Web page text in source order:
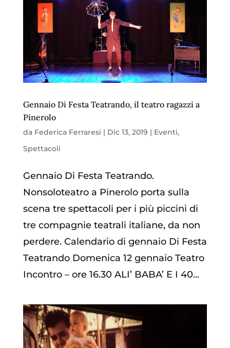
Gennaio Di Festa Teatrando, il teatro ragazzi a
Pinerolo
da Federica Ferraresi | Dic 13, 2019 | Eventi,
Spettacoli
Gennaio Di Festa Teatrando.
Nonsoloteatro a Pinerolo porta sulla
scena tre spettacoli per i più piccini di
tre compagnie teatrali italiane, da non
perdere. Calendario di gennaio Di Festa
Teatrando Domenica 12 gennaio Teatro
Incontro – ore 16.30 ALI’ BABA’ E I 40...